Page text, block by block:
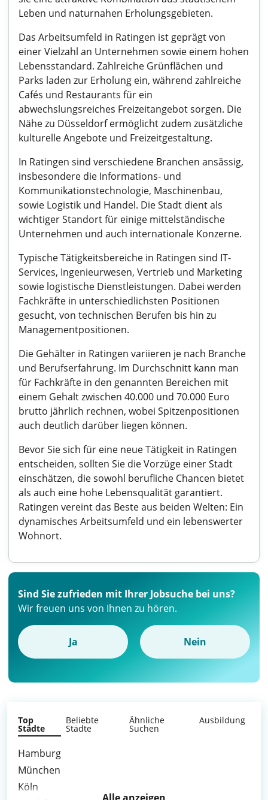
Leben und naturnahen Erholungsgebieten.
Das Arbeitsumfeld in Ratingen ist geprägt von
einer Vielzahl an Unternehmen sowie einem hohen
Lebensstandard. Zahlreiche Grünflächen und
Parks laden zur Erholung ein, während zahlreiche
Cafés und Restaurants für ein
abwechslungsreiches Freizeitangebot sorgen. Die
Nähe zu Düsseldorf ermöglicht zudem zusätzliche
kulturelle Angebote und Freizeitgestaltung.
In Ratingen sind verschiedene Branchen ansässig,
insbesondere die Informations- und
Kommunikationstechnologie, Maschinenbau,
sowie Logistik und Handel. Die Stadt dient als
wichtiger Standort für einige mittelständische
Unternehmen und auch internationale Konzerne.
Typische Tätigkeitsbereiche in Ratingen sind IT-
Services, Ingenieurwesen, Vertrieb und Marketing
sowie logistische Dienstleistungen. Dabei werden
Fachkräfte in unterschiedlichsten Positionen
gesucht, von technischen Berufen bis hin zu
Managementpositionen.
Die Gehälter in Ratingen variieren je nach Branche
und Berufserfahrung. Im Durchschnitt kann man
für Fachkräfte in den genannten Bereichen mit
einem Gehalt zwischen 40.000 und 70.000 Euro
brutto jährlich rechnen, wobei Spitzenpositionen
auch deutlich darüber liegen können.
Bevor Sie sich für eine neue Tätigkeit in Ratingen
entscheiden, sollten Sie die Vorzüge einer Stadt
einschätzen, die sowohl berufliche Chancen bietet
als auch eine hohe Lebensqualität garantiert.
Ratingen vereint das Beste aus beiden Welten: Ein
dynamisches Arbeitsumfeld und ein lebenswerter
Wohnort.
Sind Sie zufrieden mit Ihrer Jobsuche bei uns?
Wir freuen uns von Ihnen zu hören.
Ja Nein
Top
Städte
Beliebte
Städte
Ähnliche
Suchen
Ausbildung
Hamburg
München
Köln